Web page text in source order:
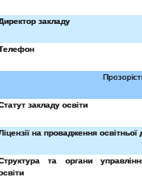
закладу
закладу освіти
на провадження освітньої
та органи